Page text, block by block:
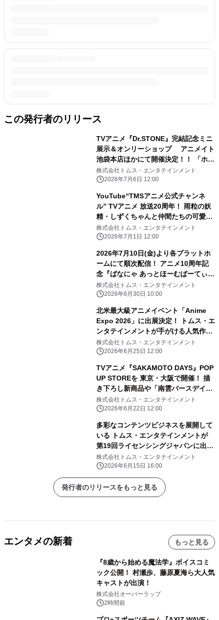
この発行者のリリース
TVアニメ『Dr.STONE』完結記念ミニ
展示＆オンリーショップ アニメイト
池袋本店ほかにて開催決定！！ 「ホワ
イマンといっしょ」がテーマの新規描
き下ろし商品の 会場販売、事後通販も
株式会社トムス・エンタテインメント
2026年7月6日 12:00
YouTube“TMSアニメ公式チャンネ
ル” TVアニメ 放送20周年！ 雨粒の妖
精・しずくちゃんと仲間たちの可愛い
ストーリーが詰まった TVアニメ『ぷ
るるんっ！しずくちゃん』を全話無料
株式会社トムス・エンタテインメント
2026年7月1日 12:00
2026年7月10日(金)より各プラットホ
ームにて順次配信！ アニメ10周年記
念『ばなにゃ あっとほーむぱーてぃ
ー』 続投となる ばなにゃ役：梶裕
貴、ベイビースイート役：村瀬歩 豪
ゆいな／森川智之の オフィシャルコメ
ントが解禁！
株式会社トムス・エンタテインメント
2026年6月30日 10:00
北米最大級アニメイベント「Anime
Expo 2026」に出展決定！ トムス・エ
ンタテインメントが手がける人気作品
が集結し “日本のお祭り”体験を展開
株式会社トムス・エンタテインメント
2026年6月25日 12:00
TVアニメ『SAKAMOTO DAYS』POP
UP STOREを 東京・大阪で開催！ 描
き下ろし新商品や「南雲バースデイ」
グッズが登場
株式会社トムス・エンタテインメント
2026年6月22日 12:00
多彩なコンテンツビジネスを展開して
いる トムス・エンタテインメントが
第19回ライセンシングジャパンに出
展！
株式会社トムス・エンタテインメント
2026年6月15日 16:00
発行者のリリースをもっと見る
エンタメの新着 もっと見る
『8歳から始める魔法学』ボイスコミ
ック公開！ 村瀬歩、藤原夏海ら大人気
キャストが出演！
株式会社オーバーラップ
2時間前